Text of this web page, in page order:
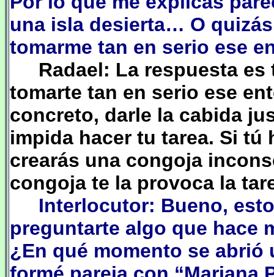
una isla desierta… O
tomarme tan en serio ese
Radael: La respuesta
tomarte tan en serio ese
concreto, darle la cabida
impida hacer tu tarea. Si
crearás una congoja
congoja te la provoca la
Interlocutor: Bueno,
preguntarte algo que hace
¿En qué momento se